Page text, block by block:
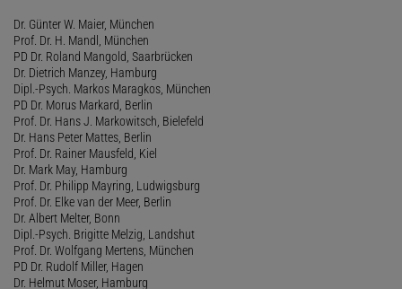
Dr. Günter W. Maier, München
Prof. Dr. H. Mandl, München
PD Dr. Roland Mangold, Saarbrücken
Dr. Dietrich Manzey, Hamburg
Dipl.-Psych. Markos Maragkos, München
PD Dr. Morus Markard, Berlin
Prof. Dr. Hans J. Markowitsch, Bielefeld
Dr. Hans Peter Mattes, Berlin
Prof. Dr. Rainer Mausfeld, Kiel
Dr. Mark May, Hamburg
Prof. Dr. Philipp Mayring, Ludwigsburg
Prof. Dr. Elke van der Meer, Berlin
Dr. Albert Melter, Bonn
Dipl.-Psych. Brigitte Melzig, Landshut
Prof. Dr. Wolfgang Mertens, München
PD Dr. Rudolf Miller, Hagen
Dr. Helmut Moser, Hamburg